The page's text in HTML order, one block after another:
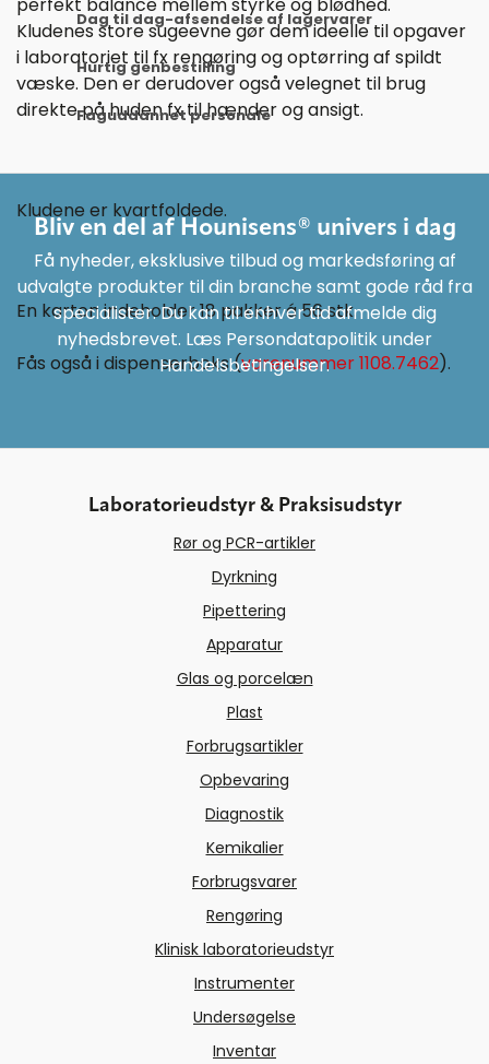
perfekt balance mellem styrke og blødhed.
Kludenes store sugeevne gør dem ideelle til opgaver
i laboratoriet til fx rengøring og optørring af spildt
væske. Den er derudover også velegnet til brug
direkte på huden fx til hænder og ansigt.
Kludene er kvartfoldede.
En karton indeholder 18 pakker á 56 stk.
Fås også i dispenserboks (varenummer 1108.7462).
Dag til dag-afsendelse af lagervarer
Hurtig genbestilling
Faguddannet personale
Bliv en del af Hounisens® univers i dag
Få nyheder, eksklusive tilbud og markedsføring af
udvalgte produkter til din branche samt gode råd fra
specialister. Du kan til enhver tid afmelde dig
nyhedsbrevet. Læs Persondatapolitik under
Handelsbetingelser.
Laboratorieudstyr & Praksisudstyr
Rør og PCR-artikler
Dyrkning
Pipettering
Apparatur
Glas og porcelæn
Plast
Forbrugsartikler
Opbevaring
Diagnostik
Kemikalier
Forbrugsvarer
Rengøring
Klinisk laboratorieudstyr
Instrumenter
Undersøgelse
Inventar